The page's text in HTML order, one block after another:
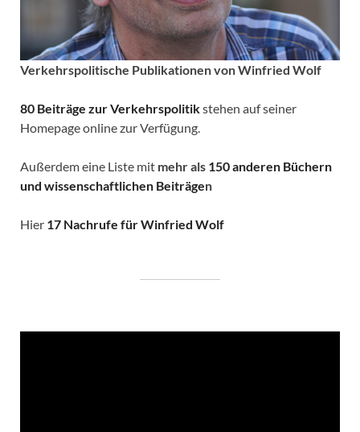
Verkehrspolitische Publikationen von Winfried Wolf
80 Beiträge zur Verkehrspolitikstehen auf seiner
Homepage online zur Verfügung.
Außerdem eine Liste mit mehr als 150 anderen Büchern
und wissenschaftlichen Beiträgen
Hier 17 Nachrufe für Winfried Wolf